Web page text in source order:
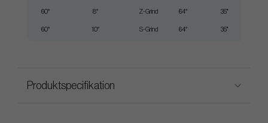
60° 8° Z-Grind 64° 35"
60° 10° S-Grind 64° 35"
Produktspecifikation